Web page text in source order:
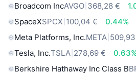
Broadcom IncAVGO 368,28 €
SpaceXSPCX 100,04 €
0.44%
Meta Platforms, Inc.META
Tesla, Inc.TSLA 278,69 €
Berkshire Hathaway Inc Class B